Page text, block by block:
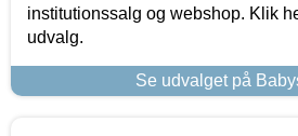
institutionssalg og webshop. Klik
udvalg.
Se udvalget på